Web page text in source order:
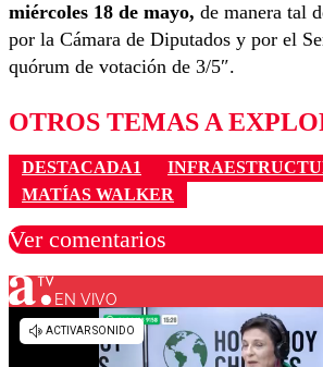
miércoles 18 de mayo, de manera tal
por la Cámara de Diputados y por el
quórum de votación de 3/5″.
OTROS TEMAS A
DESTACADA1
MATÍAS WALKER
Ver comentarios
Los comentarios son moderados
diálogo respetuoso.
EN VIVO